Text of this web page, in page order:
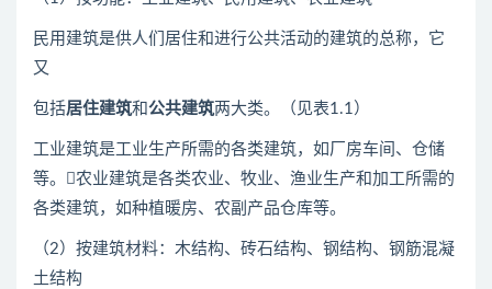
民用建筑是供人们居住和进行公共活动的建筑的总称，它
又
包括居住建筑和公共建筑两大类。（见表1.1）
工业建筑是工业生产所需的各类建筑，如厂房车间、仓储
等。农业建筑是各类农业、牧业、渔业生产和加工所需的
各类建筑，如种植暖房、农副产品仓库等。
（2）按建筑材料：木结构、砖石结构、钢结构、钢筋混凝
土结构